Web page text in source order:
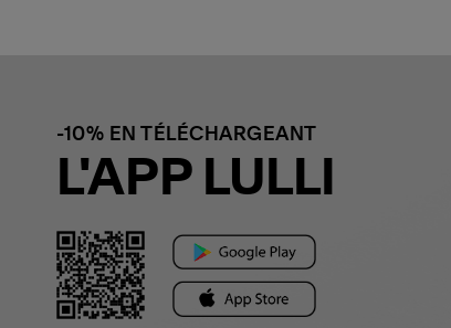
-10% EN TÉLÉCHARGEANT
L'APP LULLI